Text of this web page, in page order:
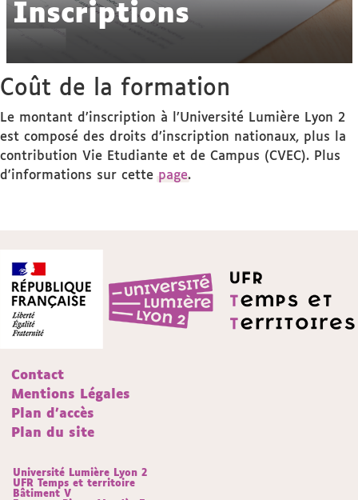
Inscriptions
Coût de la formation
Le montant d’inscription à l’Université Lumière Lyon 2
est composé des droits d’inscription nationaux, plus la
contribution Vie Etudiante et de Campus (CVEC). Plus
d'informations sur cette page.
Contact
Mentions Légales
Plan d'accès
Plan du site
Université Lumière Lyon 2
UFR Temps et territoire
Bâtiment V